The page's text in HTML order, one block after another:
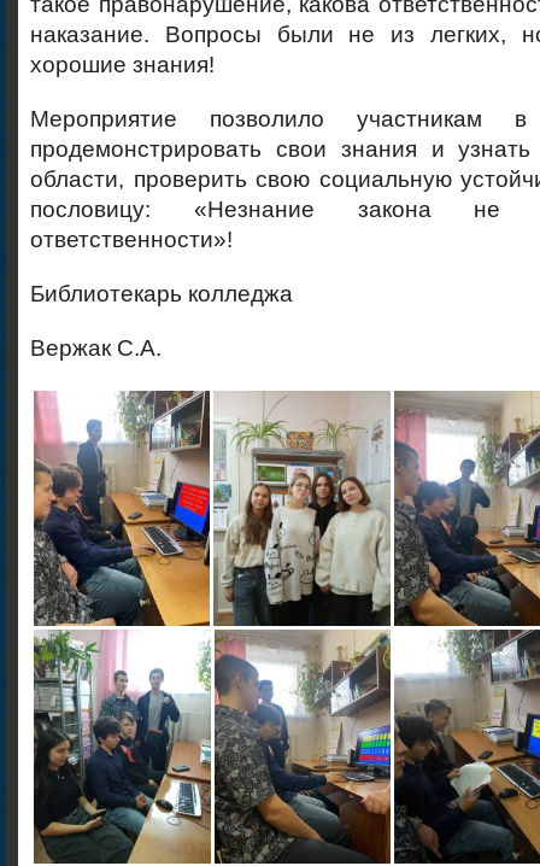
наказание. Вопросы были не из легких,
хорошие знания!
Мероприятие позволило участникам
продемонстрировать свои знания и
области, проверить свою социальную
пословицу: «Незнание закона не
ответственности»!
Библиотекарь колледжа
Вержак С.А.